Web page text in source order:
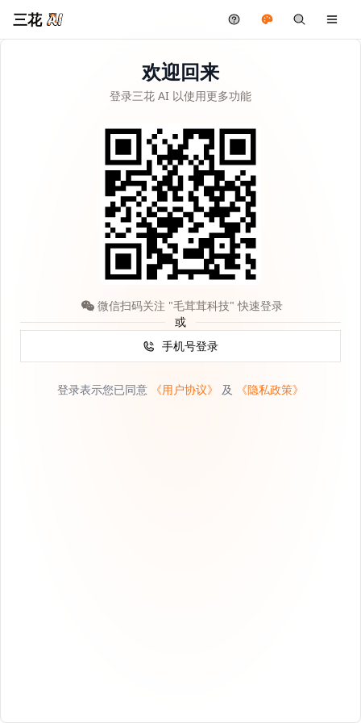
三花
欢迎回来
登录三花 AI 以使用更多功能
手机号登录
或
微信扫码关注 "毛茸茸科技" 快速登录
登录表示您已同意 《用户协议》 及 《隐私政策》